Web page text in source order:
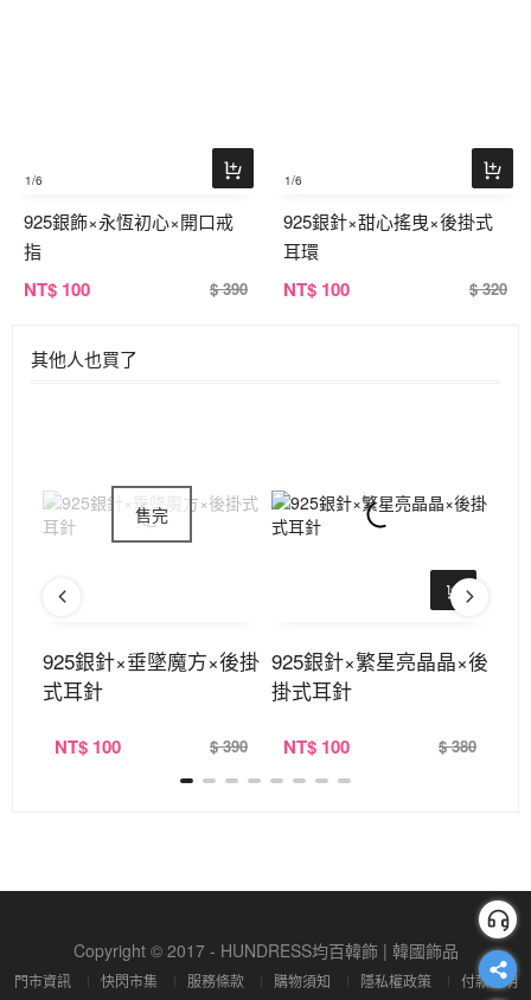
1/6
925銀飾×永恆初心×開口戒
指
NT$ 100 $ 390
1/6
925銀針×甜心搖曳×後掛式
耳環
NT$ 100 $ 320
其他人也買了
925銀針×垂墜魔方×後掛
式耳針
NT$ 100 $ 390
925銀針×繁星亮晶晶×後
掛式耳針
NT$ 100 $ 380
Copyright © 2017 - HUNDRESS均百韓飾 | 韓國飾品
門市資訊 快閃市集 服務條款 購物須知 隱私權政策 付款說明